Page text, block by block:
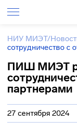
НИУ МИЭТ/
сотрудничество с
ПИШ МИЭТ
партнерами
27 сентября 2024